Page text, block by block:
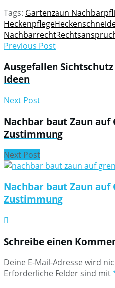
Tags: Gartenzaun
Heckenpflege
Nachbarrecht
Previous Post
Ausgefallen
Ideen
Next Post
Nachbar baut Zaun auf
Zustimmung
Next Post
Nachbar baut Zaun auf
Zustimmung
Schreibe einen
Deine E-Mail-Adresse wird
Erforderliche Felder sind mit